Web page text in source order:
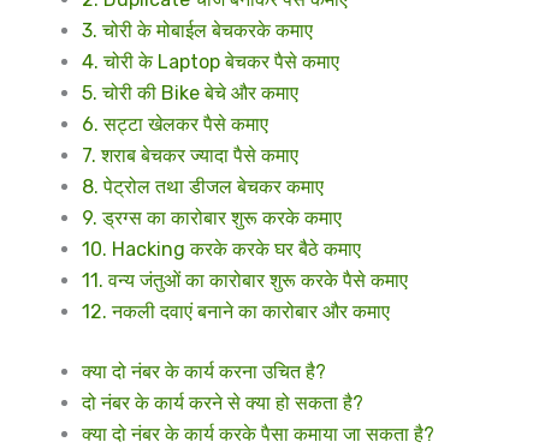
3. चोरी के मोबाईल बेचकरके कमाए
4. चोरी के Laptop बेचकर पैसे कमाए
5. चोरी की Bike बेचे और कमाए
6. सट्टा खेलकर पैसे कमाए
7. शराब बेचकर ज्यादा पैसे कमाए
8. पेट्रोल तथा डीजल बेचकर कमाए
9. ड्रग्स का कारोबार शुरू करके कमाए
10. Hacking करके करके घर बैठे कमाए
11. वन्य जंतुओं का कारोबार शुरू करके पैसे कमाए
12. नकली दवाएं बनाने का कारोबार और कमाए
क्या दो नंबर के कार्य करना उचित है?
दो नंबर के कार्य करने से क्या हो सकता है?
क्या दो नंबर के कार्य करके पैसा कमाया जा सकता है?